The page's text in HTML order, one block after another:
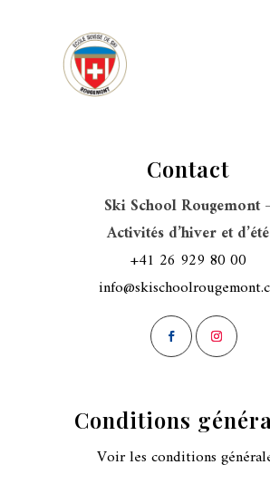
Contact
Ski School Rougemont
Activités d’hiver et d’été
+41 26 929 80 00
Conditions
Voir les conditions